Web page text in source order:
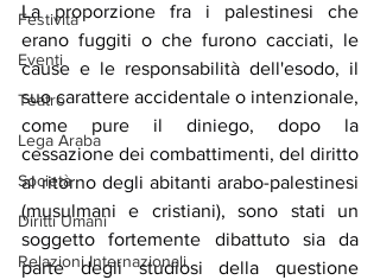
Festività
Eventi
Teatro
Lega Araba
Società
Diritti Umani
Relazioni Internazionali
La proporzione fra i palestinesi che
erano fuggiti o che furono cacciati, le
cause e le responsabilità dell'esodo, il
suo carattere accidentale o intenzionale,
come pure il diniego, dopo la
cessazione dei combattimenti, del diritto
al ritorno degli abitanti arabo-palestinesi
(musulmani e cristiani), sono stati un
soggetto fortemente dibattuto sia da
parte degli studiosi della questione